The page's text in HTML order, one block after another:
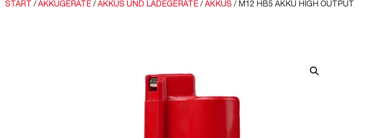
START / AKKUGERÄTE / AKKUS UND LADEGERÄTE / AKKUS / M12 HB5 AKKU HIGH OUTPUT